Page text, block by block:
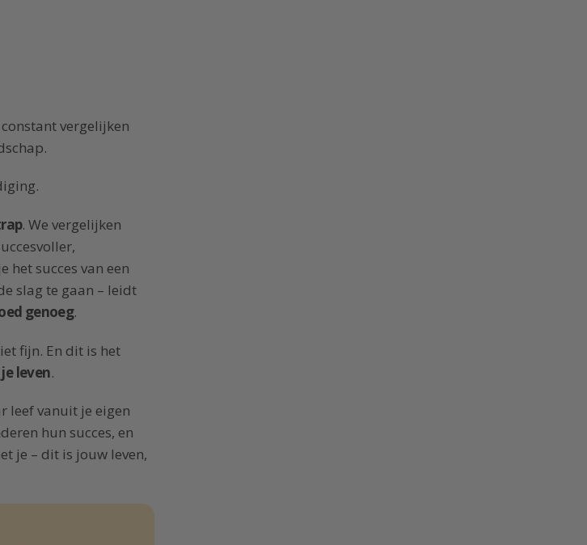
vergelijken
. We vergelijken
het succes van een
slag te gaan – leidt
genoeg.
fijn. En dit is het
leven.
leef vanuit je eigen
hun succes, en
je – dit is jouw leven,